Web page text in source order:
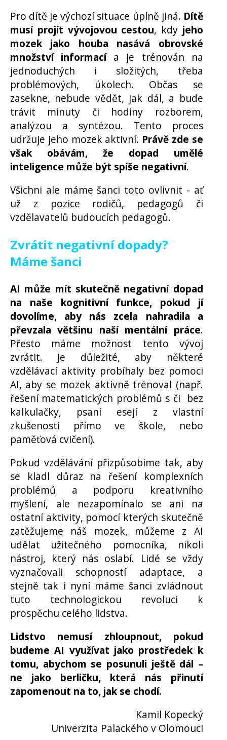
Pro dítě je výchozí situace úplně jiná. Dítě
musí projít vývojovou cestou, kdy jeho
mozek jako houba nasává obrovské
množství informacía je trénován na
jednoduchých i složitých, třeba
problémových, úkolech. Občas se
zasekne, nebude vědět, jak dál, a bude
trávit minuty či hodiny rozborem,
analýzou a syntézou. Tento proces
udržuje jeho mozek aktivní. Právě zde se
však obávám, že dopad umělé
inteligence může být spíše negativní.
Všichni ale máme šanci toto ovlivnit - ať
už z pozice rodičů, pedagogů či
vzdělavatelů budoucích pedagogů.
Zvrátit negativní dopady?
Máme šanci
AI může mít skutečně negativní dopad
na naše kognitivní funkce, pokud jí
dovolíme, aby nás zcela nahradila a
převzala většinu naší mentální práce.
Přesto máme možnost tento vývoj
zvrátit. Je důležité, aby některé
vzdělávací aktivity probíhaly bez pomoci
AI, aby se mozek aktivně trénoval (např.
řešení matematických problémů s či bez
kalkulačky, psaní esejí z vlastní
zkušenosti přímo ve škole, nebo
paměťová cvičení).
Pokud vzdělávání přizpůsobíme tak, aby
se kladl důraz na řešení komplexních
problémů a podporu kreativního
myšlení, ale nezapomínalo se ani na
ostatní aktivity, pomocí kterých skutečně
zatěžujeme náš mozek, můžeme z AI
udělat užitečného pomocníka, nikoli
nástroj, který nás oslabí. Lidé se vždy
vyznačovali schopností adaptace, a
stejně tak i nyní máme šanci zvládnout
tuto technologickou revoluci k
prospěchu celého lidstva.
Lidstvo nemusí zhloupnout, pokud
budeme AI využívat jako prostředek k
tomu, abychom se posunuli ještě dál –
ne jako berličku, která nás přinutí
zapomenout na to, jak se chodí.
Kamil Kopecký
Univerzita Palackého v Olomouci